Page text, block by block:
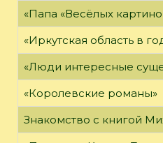
«Папа «Весёлых
«Иркутская область в
«Люди интересные
«Королевские романы»
Знакомство с книгой